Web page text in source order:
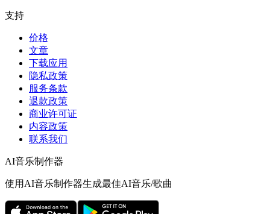
支持
价格
文章
下载应用
隐私政策
服务条款
退款政策
商业许可证
内容政策
联系我们
AI音乐制作器
使用AI音乐制作器生成最佳AI音乐/歌曲